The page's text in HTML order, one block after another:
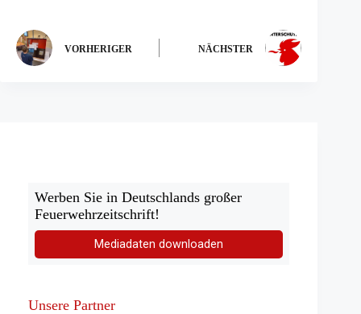
VORHERIGER NÄCHSTER
Werben Sie in Deutschlands großer
Feuerwehrzeitschrift!
Mediadaten downloaden
Unsere Partner